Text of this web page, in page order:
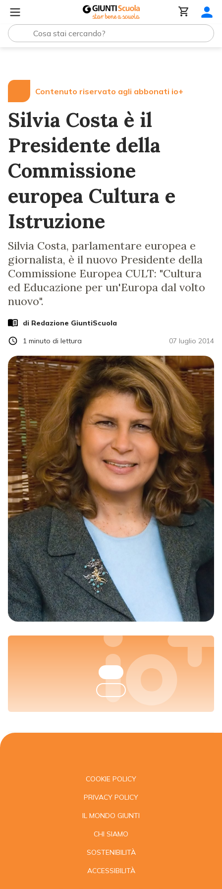
Contenuto riservato agli abbonati io+
Silvia Costa è il
Presidente della
Commissione
europea Cultura e
Istruzione
Silvia Costa, parlamentare europea e
giornalista, è il nuovo Presidente della
Commissione Europea CULT: "Cultura
ed Educazione per un'Europa dal volto
nuovo".
di Redazione GiuntiScuola
07 luglio 2014
1 minuto di lettura
COOKIE POLICY
PRIVACY POLICY
IL MONDO GIUNTI
CHI SIAMO
SOSTENIBILITÀ
ACCESSIBILITÀ